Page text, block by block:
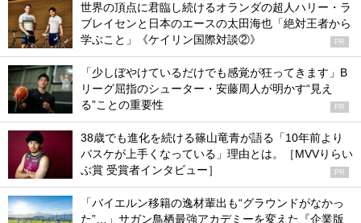
世界の頂点に君臨し続けるオランダの超人ハリー・ラ
ブレイセンと日本のエースの太田海也「絶対王者から
学ぶこと」《ケイリン国際対談②》
PR
「少しぼやけているだけでも感覚が狂ってきます」B
リーグ屈指のシューター・安藤周人が明かす“見え
る”ことの重要性
PR
38歳でも進化を続ける篠山竜青が語る「10年前より
バスケが上手くなっている」理由とは。［MVVりらい
ぶ賞 受賞者インタビュー］
PR
「バイエルン移籍の逸材輩出も“グラウンドがなかっ
た”…」サガン鳥栖最強アカデミーを変えた『企業版